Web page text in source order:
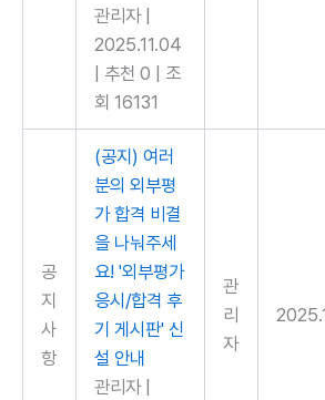
관리자
2025.11.04
추천 0
조
회 16131
공
지
사
항
(공지) 여러
분의 외부평
가 합격 비결
을 나눠주세
요! '외부평가
응시/합격 후
기 게시판' 신
설 안내
관리자
관
리
자